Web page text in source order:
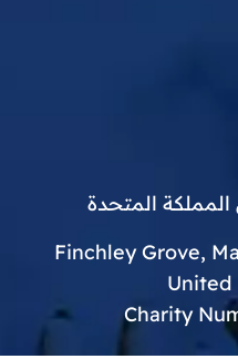
المتحدة
Charity